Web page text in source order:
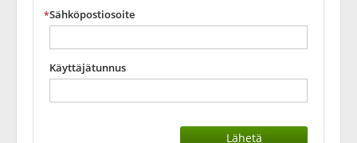
Sähköpostiosoite
Käyttäjätunnus